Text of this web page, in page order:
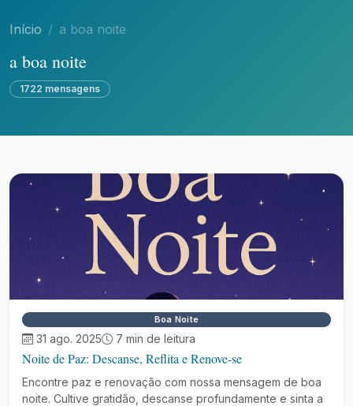
Início a boa noite
a boa noite
1722 mensagens
Boa Noite
31 ago. 2025 7 min de leitura
Noite de Paz: Descanse, Reflita e Renove-se
Encontre paz e renovação com nossa mensagem de boa
noite. Cultive gratidão, descanse profundamente e sinta a